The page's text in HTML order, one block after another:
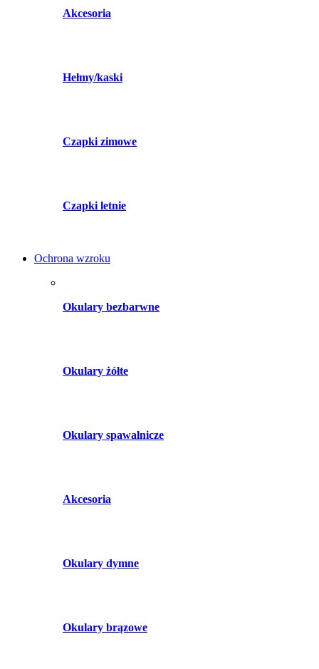
Akcesoria
Hełmy/kaski
Czapki zimowe
Czapki letnie
Ochrona wzroku
Okulary bezbarwne
Okulary żółte
Okulary spawalnicze
Akcesoria
Okulary dymne
Okulary brązowe